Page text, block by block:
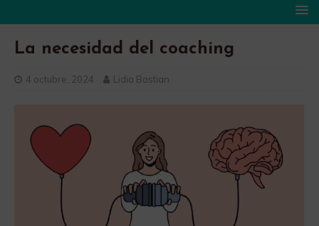
La necesidad del coaching
4 octubre, 2024 Lidia Bastian